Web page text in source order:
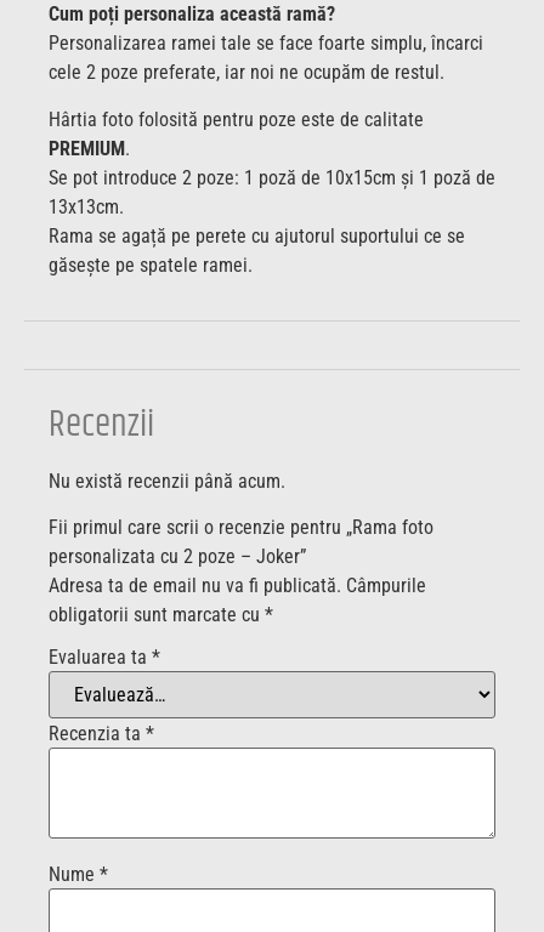
Cum poți personaliza această ramă?
Personalizarea ramei tale se face foarte simplu, încarci
cele 2 poze preferate, iar noi ne ocupăm de restul.
Hârtia foto folosită pentru poze este de calitate
PREMIUM.
Se pot introduce 2 poze: 1 poză de 10x15cm și 1 poză de
13x13cm.
Rama se agață pe perete cu ajutorul suportului ce se
găsește pe spatele ramei.
Recenzii
Nu există recenzii până acum.
Fii primul care scrii o recenzie pentru „Rama foto
personalizata cu 2 poze – Joker”
Adresa ta de email nu va fi publicată. Câmpurile
obligatorii sunt marcate cu *
Evaluarea ta *
Recenzia ta *
Nume *